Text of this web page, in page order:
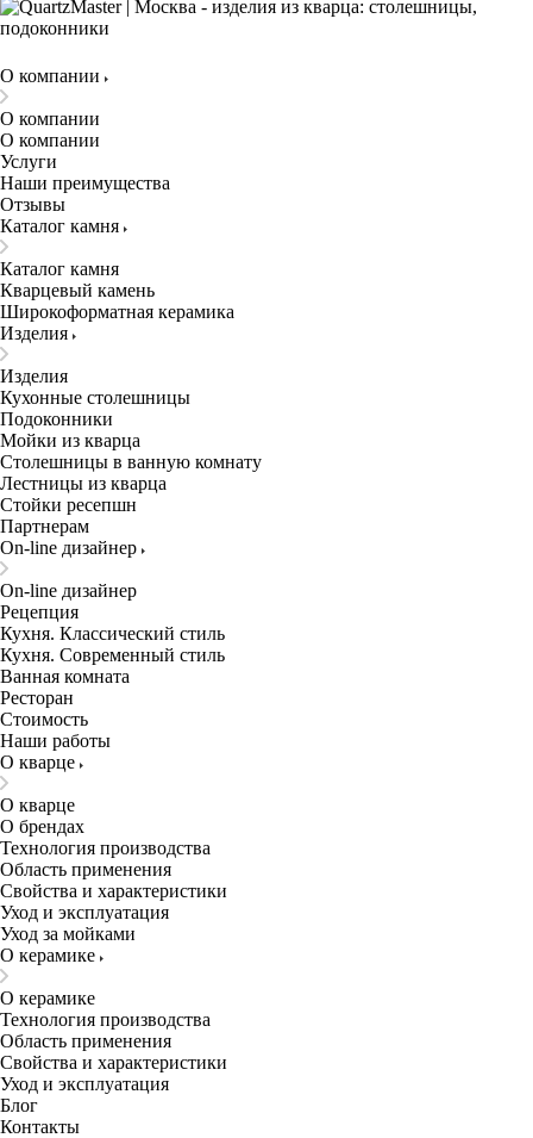
О компании
О компании
О компании
Услуги
Наши преимущества
Отзывы
Каталог камня
Каталог камня
Кварцевый камень
Широкоформатная керамика
Изделия
Изделия
Кухонные столешницы
Подоконники
Мойки из кварца
Столешницы в ванную комнату
Лестницы из кварца
Стойки ресепшн
Партнерам
On-line дизайнер
On-line дизайнер
Рецепция
Кухня. Классический стиль
Кухня. Современный стиль
Ванная комната
Ресторан
Стоимость
Наши работы
О кварце
О кварце
О брендах
Технология производства
Область применения
Свойства и характеристики
Уход и эксплуатация
Уход за мойками
О керамике
О керамике
Технология производства
Область применения
Свойства и характеристики
Уход и эксплуатация
Блог
Контакты